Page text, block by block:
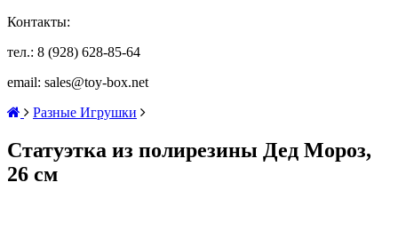
Контакты:
тел.: 8 (928) 628-85-64
email: sales@toy-box.net
Разные Игрушки
Статуэтка из полирезины Дед Мороз,
26 см